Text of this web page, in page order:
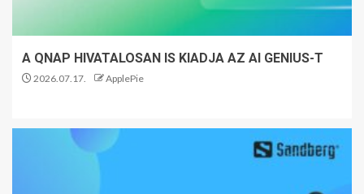
A QNAP HIVATALOSAN IS KIADJA AZ AI GENIUS-T
2026.07.17. ApplePie